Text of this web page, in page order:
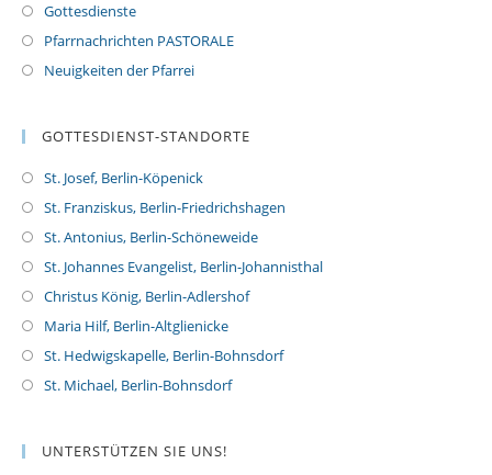
Gottesdienste
Pfarrnachrichten PASTORALE
Neuigkeiten der Pfarrei
GOTTESDIENST-STANDORTE
St. Josef, Berlin-Köpenick
St. Franziskus, Berlin-Friedrichshagen
St. Antonius, Berlin-Schöneweide
St. Johannes Evangelist, Berlin-Johannisthal
Christus König, Berlin-Adlershof
Maria Hilf, Berlin-Altglienicke
St. Hedwigskapelle, Berlin-Bohnsdorf
St. Michael, Berlin-Bohnsdorf
UNTERSTÜTZEN SIE UNS!